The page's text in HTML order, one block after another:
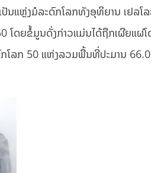
ປັນແຫຼ່ງມໍລະດົກໂລກທັງອຸທິຍານ ເຢລໂ
ໂດຍຂໍ້ມູນດັ່ງກ່າວແມ່ນໄດ້ຖືກເຜີຍແຜ່ໂ
ໂລກ 50 ແຫ່ງລວມພື້ນທີ່ປະມານ